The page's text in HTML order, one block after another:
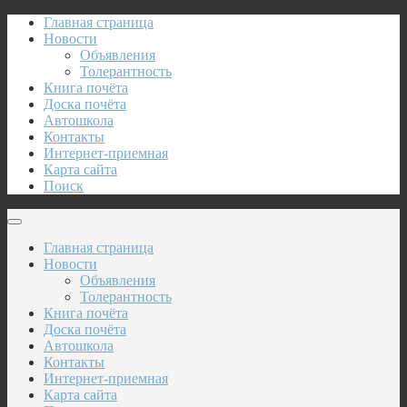
Главная страница
Новости
Объявления
Толерантность
Книга почёта
Доска почёта
Автошкола
Контакты
Интернет-приемная
Карта сайта
Поиск
Главная страница
Новости
Объявления
Толерантность
Книга почёта
Доска почёта
Автошкола
Контакты
Интернет-приемная
Карта сайта